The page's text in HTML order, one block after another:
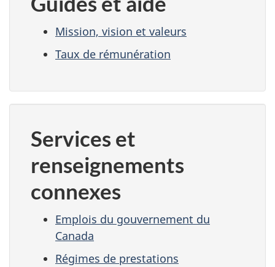
Mission, vision et valeurs
Taux de rémunération
Services et
renseignements
connexes
Emplois du gouvernement du
Canada
Régimes de prestations